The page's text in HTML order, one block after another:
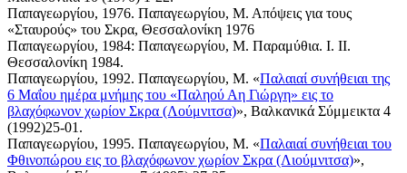
Παπαγεωργίου, 1976. Παπαγεωργίου, Μ. Απόψεις για τους
«Σταυρούς» του Σκρα, Θεσσαλονίκη 1976
Παπαγεωργίου, 1984: Παπαγεωργίου, Μ. Παραμύθια. I. II.
Θεσσαλονίκη 1984.
Παπαγεωργίου, 1992. Παπαγεωργίου, Μ. «Παλαιαί συνήθειαι της
6 Μαΐου ημέρα μνήμης του «Παληού Αη Γιώργη» εις το
βλαχόφωνον χωρίον Σκρα (Λούμνιτσα)», Βαλκανικά Σύμμεικτα 4
(1992)25-01.
Παπαγεωργίου, 1995. Παπαγεωργίου, Μ. «Παλαιαί συνήθειαι του
Φθινοπώρου εις το βλαχόφωνον χωρίον Σκρα (Λιούμνιτσα)»,